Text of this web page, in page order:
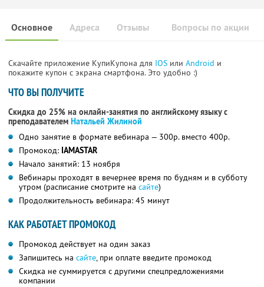
Основное Отзывы Вопросы по акции
Адреса
Скачайте приложение КупиКупона для IOS или Android и
покажите купон с экрана смартфона. Это удобно :)
ЧТО ВЫ ПОЛУЧИТЕ
Скидка до 25% на онлайн-занятия по английскому языку с
преподавателем Натальей Жилиной
Одно занятие в формате вебинара — 300р. вместо 400р.
Промокод: IAMASTAR
Начало занятий: 13 ноября
Вебинары проходят в вечернее время по будням и в субботу
утром (расписание смотрите на сайте)
Продолжительность вебинара: 45 минут
КАК РАБОТАЕТ ПРОМОКОД
Промокод действует на один заказ
Запишитесь на сайте, при оплате введите промокод
Скидка не суммируется с другими спецпредложениями
компании